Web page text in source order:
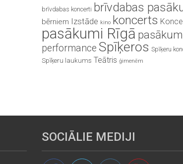
brīvdabas koncerti brīvdabas
bērniem Izstāde kino koncerts
pasākumi Rīgā
performance Spīķeros Spīķeru
Spīķeru laukums Teātris ģimenēm
SOCIĀLIE MEDIJI